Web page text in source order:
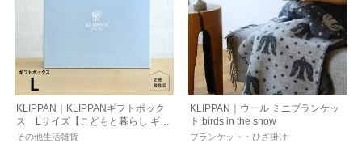
KLIPPAN｜KLIPPANギフトボック
ス Lサイズ【こどもと暮らし ギフ
ト用】
その他生活雑貨
KLIPPAN｜ウール ミニブランケッ
ト birds in the snow
ブランケット・ひざ掛け